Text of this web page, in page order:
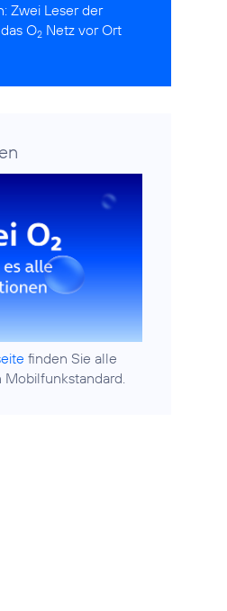
Zwei Leser der
O2 Netz vor Ort
finden Sie alle
Mobilfunkstandard.